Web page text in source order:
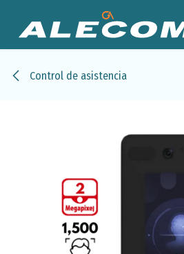
Control de asistencia